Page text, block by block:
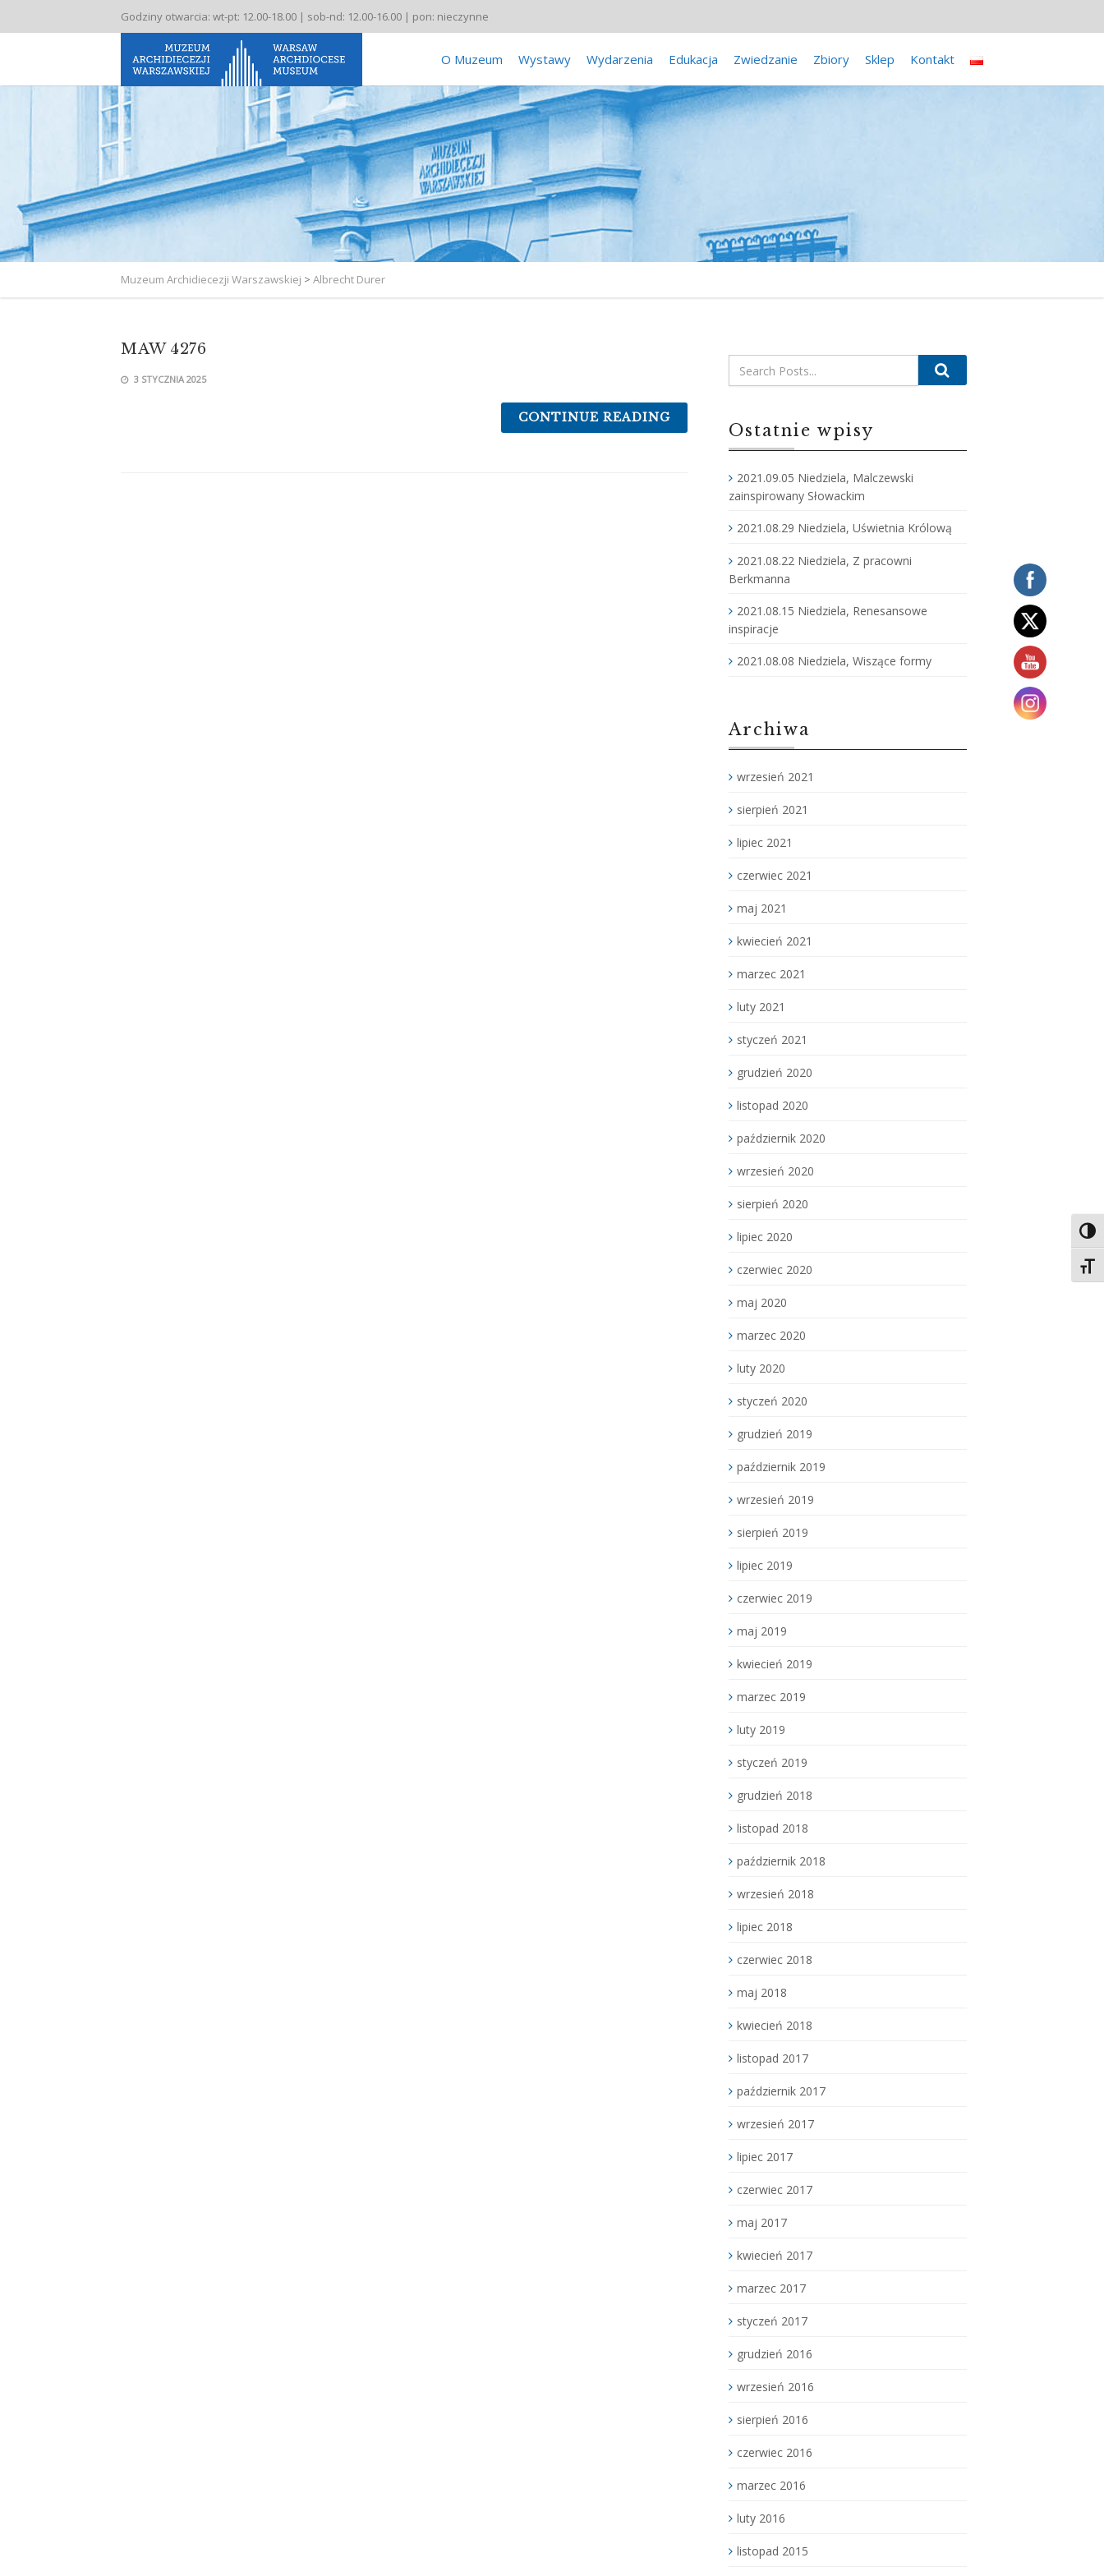
Godziny otwarcia: wt-pt: 12.00-18.00 | sob-nd: 12.00-16.00 | pon: nieczynne
O Muzeum Wystawy Wydarzenia Edukacja Zwiedzanie Zbiory Sklep Kontakt
Muzeum Archidiecezji Warszawskiej > Albrecht Durer
MAW 4276
3 STYCZNIA 2025
CONTINUE READING
Ostatnie wpisy
2021.09.05 Niedziela, Malczewski
zainspirowany Słowackim
2021.08.29 Niedziela, Uświetnia Królową
2021.08.22 Niedziela, Z pracowni
Berkmanna
2021.08.15 Niedziela, Renesansowe
inspiracje
2021.08.08 Niedziela, Wiszące formy
Archiwa
wrzesień 2021
sierpień 2021
lipiec 2021
czerwiec 2021
maj 2021
kwiecień 2021
marzec 2021
luty 2021
styczeń 2021
grudzień 2020
listopad 2020
październik 2020
wrzesień 2020
sierpień 2020
lipiec 2020
czerwiec 2020
maj 2020
marzec 2020
luty 2020
styczeń 2020
grudzień 2019
październik 2019
wrzesień 2019
sierpień 2019
lipiec 2019
czerwiec 2019
maj 2019
kwiecień 2019
marzec 2019
luty 2019
styczeń 2019
grudzień 2018
listopad 2018
październik 2018
wrzesień 2018
lipiec 2018
czerwiec 2018
maj 2018
kwiecień 2018
listopad 2017
październik 2017
wrzesień 2017
lipiec 2017
czerwiec 2017
maj 2017
kwiecień 2017
marzec 2017
styczeń 2017
grudzień 2016
wrzesień 2016
sierpień 2016
czerwiec 2016
marzec 2016
luty 2016
listopad 2015